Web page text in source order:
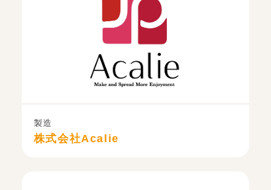
製造
株式会社Acalie